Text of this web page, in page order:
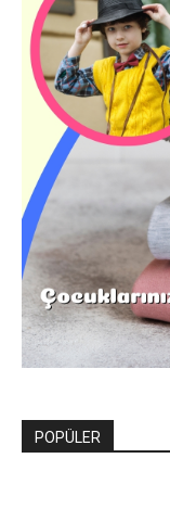
POPÜLER